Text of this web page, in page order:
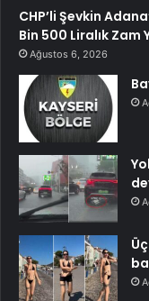
CHP’li Şevkin
Bin 500 Liralık Zam
Ağustos 6, 2026